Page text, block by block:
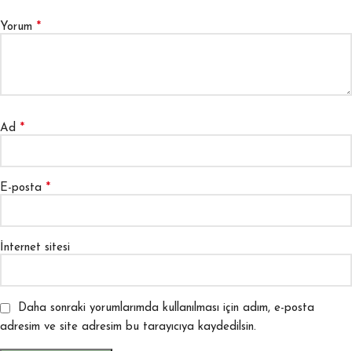
Yorum *
Ad *
E-posta *
İnternet sitesi
Daha sonraki yorumlarımda kullanılması için adım, e-posta
adresim ve site adresim bu tarayıcıya kaydedilsin.